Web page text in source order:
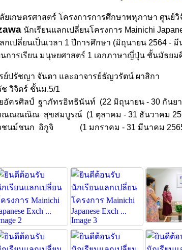
ยเกษตรศาสตร์ โครงการการศึกษาพหุภาษา ศูนย์
นักเรียนแลกเปลี่ยนโครงการ Mainichi
เปลี่ยนเป็นเวลา 1 ปีการศึกษา (มิถุนายน 2564 -
นการเรียน มนุษยศาสตร์ 1 เอกภาษาญี่ปุ่น ชั้นมัธยม
ปรัชญา จันตา และอาจารย์ธัญวรัตน์ ผาสิกา
ร์ ชั้นม.5/1
ครศิลป์ ฐาภัทรอิทธินันท์ (22 มิถุนายน - 30 กันยา
ขสมบูรณ์ (1 ตุลาคม - 31 ธันวาคม
อิกูจิ (1 มกราคม - 31 มีนาคม